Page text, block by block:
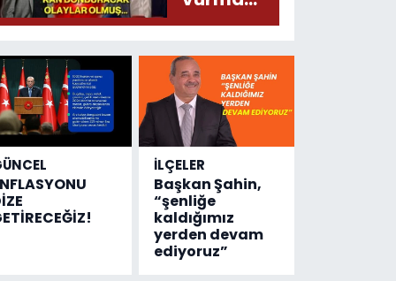
olayında
geldi...
Meğer, kan
donduracak
olaylar
olmuş...
İLÇELER
Başkan Şahin,
“şenliğe
kaldığımız
yerden devam
ediyoruz”